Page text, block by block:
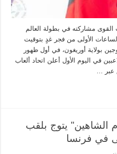
القوى مشاركته في بطولة العالم
"أوريغون 2026"، في الساعات الأولى من فجر غدٍ بتوقيت
بولاية أوريغون، في أول ظهور
للدولة بالبطولة. مشاركة 3 لاعبين في اليوم الأول أعلن اتحاد ألعاب
عبر …
الشاهين" يتوج بلقب
في فرنسا